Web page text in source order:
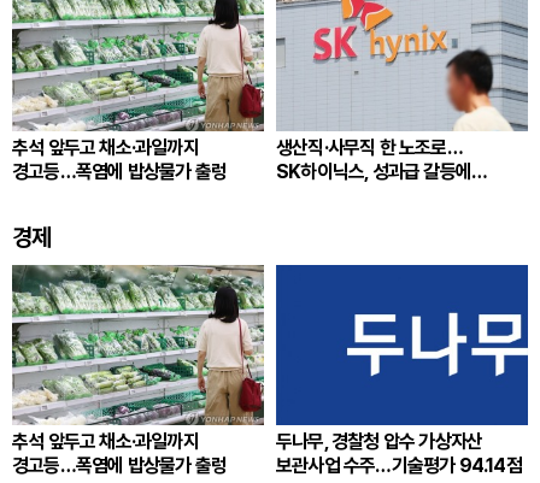
추석 앞두고 채소·과일까지
경고등…폭염에 밥상물가 출렁
생산직·사무직 한 노조로…
SK하이닉스, 성과급 갈등에
경제
추석 앞두고 채소·과일까지
경고등…폭염에 밥상물가 출렁
두나무, 경찰청 압수 가상자산
보관사업 수주…기술평가 94.14점